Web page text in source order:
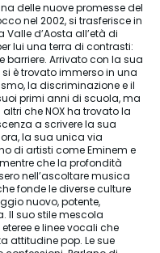
delle nuove promesse del
nel 2002, si trasferisce in
d’Aosta all’età di
lui una terra di contrasti:
Arrivato con la sua
è trovato immerso in una
la discriminazione e il
primi anni di scuola, ma
che NOX ha trovato la
a scrivere la sua
la sua unica via
di artisti come Eminem e
che la profondità
nell’ascoltare musica
fonde le diverse culture
nuovo, potente,
Il suo stile mescola
e linee vocali che
attitudine pop. Le sue